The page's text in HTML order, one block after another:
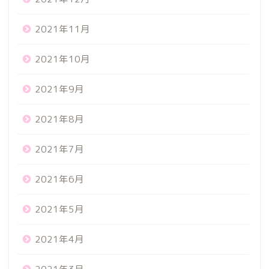
2021年11月
2021年10月
2021年9月
2021年8月
2021年7月
2021年6月
2021年5月
2021年4月